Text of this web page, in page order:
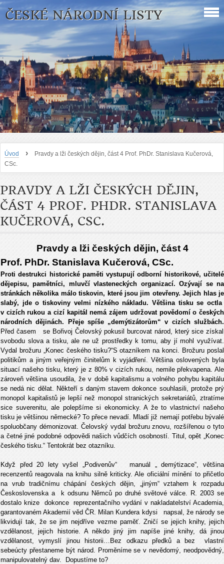
ČESKÉ NÁRODNÍ LISTY
Úvod ›
Pravdy a lži českých dějin, část 4 Prof. PhDr. Stanislava Kučerová,
CSc.
PRAVDY A LŽI ČESKÝCH DĚJIN,
ČÁST 4 PROF. PHDR. STANISLAVA
KUČEROVÁ, CSC.
Pravdy a lži českých dějin, část 4
Prof. PhDr. Stanislava Kučerová, CSc.
Proti destrukci historické paměti vystupují odborní historikové, učitelé
dějepisu, pamětníci, mluvčí vlasteneckých organizací. Ozývají se na
stránkách několika málo tiskovin, které jsou jim otevřeny. Jejich hlas je
slabý, jde o tiskoviny velmi nízkého nákladu. Většina tisku se octla
v cizích rukou a cizí kapitál nemá zájem udržovat povědomí o českých
národních dějinách. Přeje spíše „demýtizátorům“ v cizích službách.
Před časem se Bořivoj Čelovský pokusil burcovat národ, který sice získal
svobodu slova a tisku, ale ne už prostředky k tomu, aby jí mohl využívat.
Vydal brožuru „Konec českého tisku?“S otazníkem na konci. Brožuru poslal
politikům a jiným veřejným činitelům k vyjádření. Většina oslovených byla
situací našeho tisku, který je z 80% v cizích rukou, nemile překvapena. Ale
zároveň většina usoudila, že v době kapitalismu a volného pohybu kapitálu
se nedá nic dělat. Někteří s daným stavem dokonce souhlasili, protože prý
monopol kapitalistů je lepší než monopol stranických sekretariátů, ztratíme
sice suverenitu, ale polepšíme si ekonomicky. A že to vlastnictví našeho
tisku je většinou německé? To přece nevadí. Mladí již nemají potřebu bývalé
spoluobčany démonizovat. Čelovský vydal brožuru znovu, rozšířenou o tyto
a četné jiné podobné odpovědi našich vůdčích osobností. Titul, opět „Konec
českého tisku.“ Tentokrát bez otazníku.
Když před 20 lety vyšel „Podivenův“ manuál „ demýtizace“, většina
recenzentů reagovala na knihu silně kriticky. Ale oficiální mínění to přičetlo
na vrub tradičnímu chápání českých dějin, „jiným“ vztahem k rozpadu
Československa a k odsunu Němců po druhé světové válce. R. 2003 se
dostalo knize dokonce reprezentačního vydání v nakladatelství Academia,
garantovaném Akademií věd ČR. Milan Kundera kdysi napsal, že národy se
likvidují tak, že se jim nejdříve vezme paměť. Zničí se jejich knihy, jejich
vzdělanost, jejich historie. A někdo jiný jim napíše jiné knihy, dá jinou
vzdělanost, vymyslí jinou historii…Bez odkazu předků a bez vlastní
sebeúcty přestaneme být národ. Proměníme se v nevědomý, neodpovědný,
manipulovatelný dav. Dopustíme to?